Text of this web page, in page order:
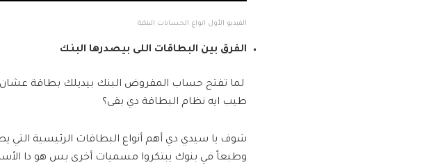
الفيديو الأول انواع الحسابات البنكية
الفرق بين البطاقات اللى بيصدرها البنك
لما تفتح حساب المفروض البنك بيديلك بطاقة
طيب ايه نظام البطاقة دي بقى؟
شوف يا سيدي دي أهم أنواع البطاقات الرئيسية التي
وطبعاً في بنوك يبتكروا مسميات أخرى بس هو دا